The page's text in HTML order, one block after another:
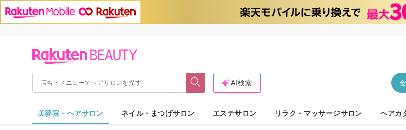
AI検索
美容院・ヘアサロン ネイル・まつげサロン エステサロン リラク・マッサージサロン ヘアカ